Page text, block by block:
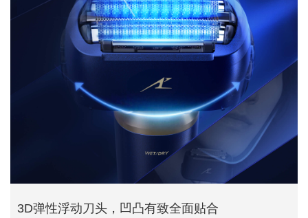
3D弹性浮动刀头，凹凸有致全面贴合